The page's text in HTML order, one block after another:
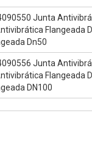
Junta
Flangeada
Dn50
Junta
Flangeada
DN100